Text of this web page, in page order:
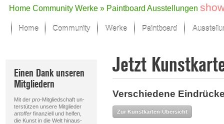
Home Community Werke » Paintboard Ausstellungen
Home Community Werke
Der letzte Monat im Fokus
Alle Fokus-Werke
Fokus-Werke
Neue Werke – Auswahl
Alle neuen Werke
Paintboard
Einen Dank unseren
Mitgliedern
Mit der pro-Mitgliedschaft un-
terstützen unsere Mitglieder
artofferfinanziell und helfen,
die Kunst in die Welt hinaus-
Jetzt
Verschiedene
Zur Kunstkarten-Übersicht